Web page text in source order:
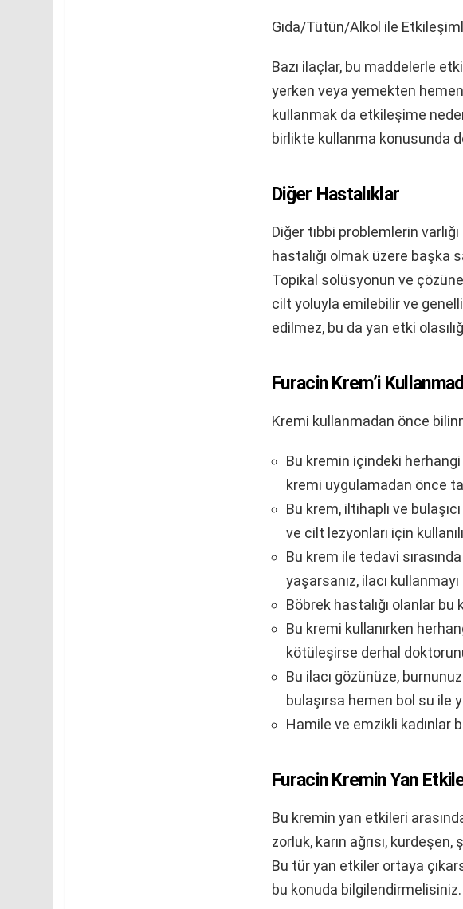
Gıda/Tütün/Alkol ile
Bazı ilaçlar, bu maddelerle
yerken veya yemekten hemen
kullanmak da etkileşime
birlikte kullanma konusunda
Diğer Hastalıklar
Diğer tıbbi problemlerin
hastalığı olmak üzere başka
Topikal solüsyonun ve
cilt yoluyla emilebilir ve
edilmez, bu da yan etki
Furacin Krem’i
Kremi kullanmadan önce
Bu kremin içindeki
kremi uygulamadan önce
Bu krem, iltihaplı ve
ve cilt lezyonları için
Bu krem ile tedavi sırasında
yaşarsanız, ilacı
Böbrek hastalığı olanlar
Bu kremi kullanırken
kötüleşirse derhal
Bu ilacı gözünüze,
bulaşırsa hemen bol su ile
Hamile ve emzikli kadınlar
Furacin Kremin Yan
Bu kremin yan etkileri
zorluk, karın ağrısı,
Bu tür yan etkiler ortaya
bu konuda bilgilendirmelisiniz.